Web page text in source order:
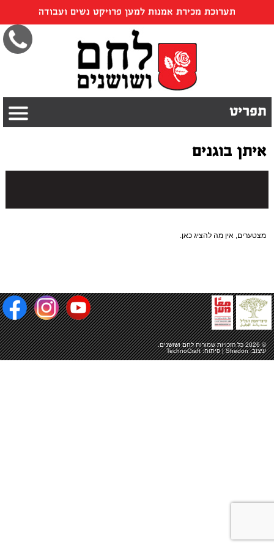
תערוכת מכירת אמנות למען פרויקט נשים ועבודה
תפריט
איתן בוגנים
מצטערים, אין מה להציג כאן.
© 2026 כל הזכויות שמורות לחם ושושנים.
עיצוב:Shedon| פיתוח:TechnoCraft